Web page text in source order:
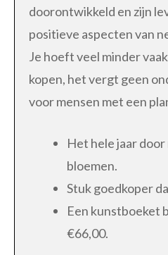
doorontwikkeld en zijn
positieve aspecten van
Je hoeft veel minder
kopen, het vergt geen
voor mensen met een
Het hele jaar
bloemen.
Stuk goedkoper
Een kunstboeket
€66,00.